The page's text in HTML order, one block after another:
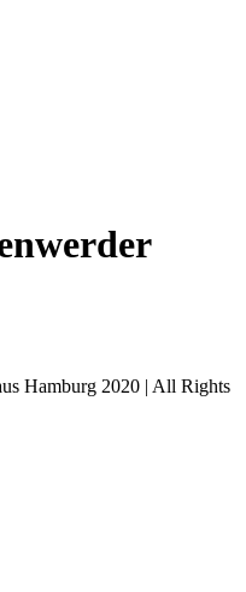
Hamburg 2020 | All Rights